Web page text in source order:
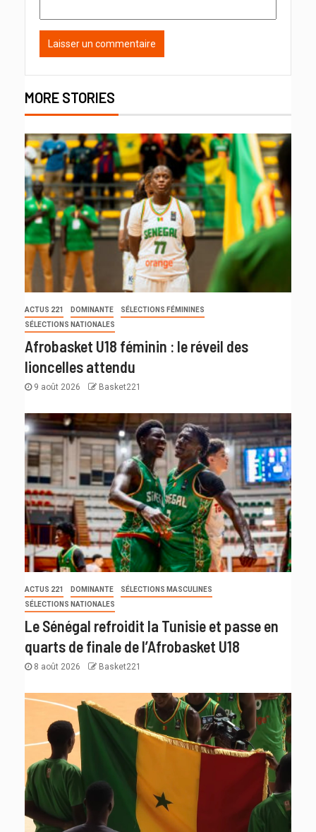
MORE STORIES
ACTUS 221 DOMINANTE
SÉLECTIONS FÉMININES
SÉLECTIONS NATIONALES
Afrobasket U18 féminin : le réveil des
lioncelles attendu
9 août 2026 Basket221
ACTUS 221 DOMINANTE
SÉLECTIONS MASCULINES
SÉLECTIONS NATIONALES
Le Sénégal refroidit la Tunisie et passe en
quarts de finale de l’Afrobasket U18
8 août 2026 Basket221